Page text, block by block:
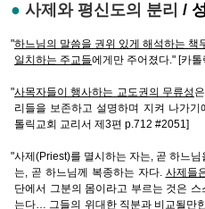
● 사제와 평신도의 분리 /
"하느님의 말씀을 권위 있게 해석하는 책
일치하는 주교들에게만 주어졌다." [카
"사목자들이 행사하는 교도권의 무류성
리들을 보존하고 설명하며 지켜 나가
톨릭교회 교리서 제3편 p.712 #2051]
"사제(Priest)를 멸시하는 자는, 곧 하느
는, 곧 하느님께 복종하는 자다. 사제들
단에서 그분의 몸이라고 부르는 것은
는다… 그들의 위대한 직분과 비교될만